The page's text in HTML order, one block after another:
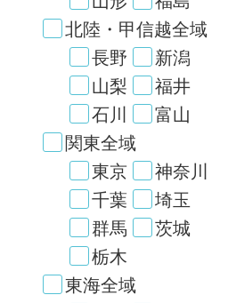
北陸・甲信越全域
長野
新潟
山梨
福井
石川
富山
関東全域
東京
神奈川
千葉
埼玉
群馬
茨城
栃木
東海全域